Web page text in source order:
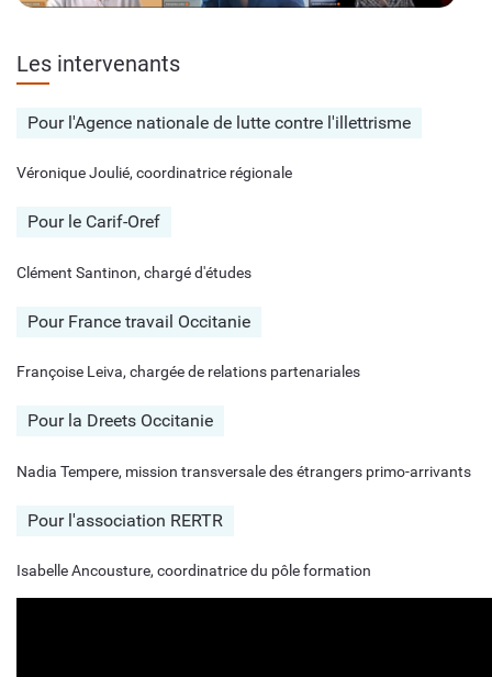
Les intervenants
Pour l'Agence nationale de lutte contre l'illettrisme
Véronique Joulié, coordinatrice régionale
Pour le Carif-Oref
Clément Santinon, chargé d'études
Pour France travail Occitanie
Françoise Leiva, chargée de relations partenariales
Pour la Dreets Occitanie
Nadia Tempere, mission transversale des étrangers primo-arrivants
Pour l'association RERTR
Isabelle Ancousture, coordinatrice du pôle formation